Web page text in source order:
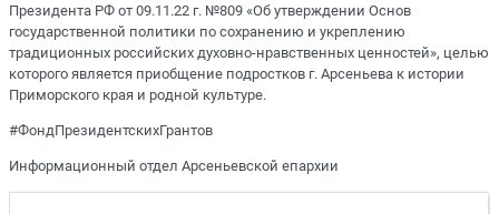
Президента РФ от 09.11.22 г. №809 «Об утверждении Основ
государственной политики по сохранению и укреплению
традиционных российских духовно-нравственных ценностей», целью
которого является приобщение подростков г. Арсеньева к истории
Приморского края и родной культуре.
#ФондПрезидентскихГрантов
Информационный отдел Арсеньевской епархии